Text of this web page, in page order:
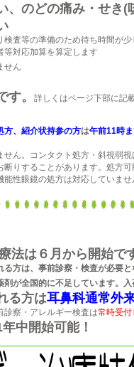
、のどの痛み・せき(
検査等の準備のため待ち時間が
対応加算を算定します
せん
す。 詳しくはページ下部に記
方、紹介状持参の方は午前11時
ん。コンタクト処方・斜視弱視
りすることがあります。処方
性眼鏡の処方は対応していませ
法は６月から開始で
方は、事前診察・検査が必要
が全国的に不足しています。
る方は耳鼻科通常外
診察・アレルギー検査は常時受付
中開始可能！